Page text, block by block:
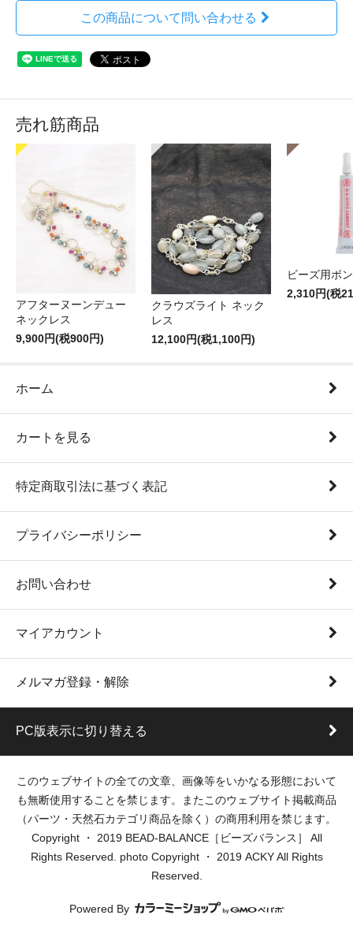
この商品について問い合わせる
売れ筋商品
アフターヌーンデュー
ネックレス
9,900円(税900円)
クラウズライト ネック
レス
12,100円(税1,100円)
ビーズ用ボ
2,310円(税
ホーム
カートを見る
特定商取引法に基づく表記
プライバシーポリシー
お問い合わせ
マイアカウント
メルマガ登録・解除
PC版表示に切り替える
このウェブサイトの全ての文章、画像等をいかなる形態において
も無断使用することを禁じます。またこのウェブサイト掲載商品
（パーツ・天然石カテゴリ商品を除く）の商用利用を禁じます。
Copyright ・ 2019 BEAD-BALANCE［ビーズバランス］ All
Rights Reserved. photo Copyright ・ 2019 ACKY All Rights
Reserved.
Powered By